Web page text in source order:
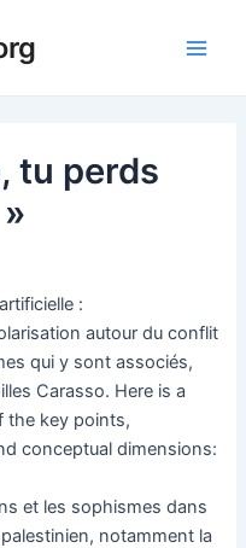
tu perds
:
autour du conflit
qui y sont associés,
Carasso. Here is a
the key points,
conceptual dimensions:
et les sophismes dans
notamment la